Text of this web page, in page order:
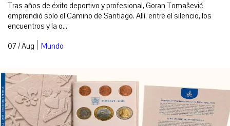
Tras años de éxito deportivo y profesional, Goran Tomašević
emprendió solo el Camino de Santiago. Allí, entre el silencio, los
encuentros y la o...
07 / Aug | Mundo